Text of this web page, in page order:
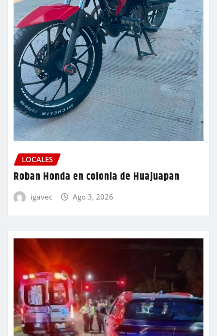
LOCALES
Roban Honda en colonia de Huajuapan
igavec Ago 3, 2026